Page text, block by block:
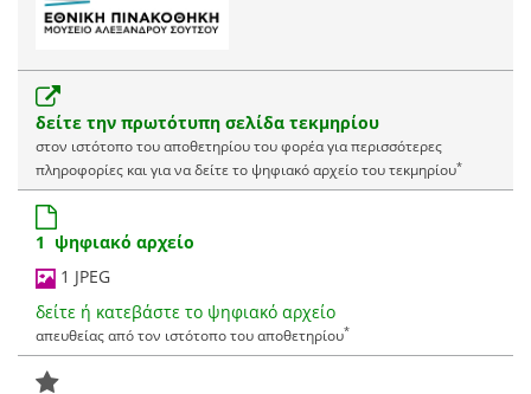
δείτε την πρωτότυπη σελίδα τεκμηρίου
στον ιστότοπο του αποθετηρίου του φορέα για περισσότερες
πληροφορίες και για να δείτε το ψηφιακό αρχείο του τεκμηρίου*
1 ψηφιακό αρχείο
1 JPEG
δείτε ή κατεβάστε το ψηφιακό αρχείο
απευθείας από τον ιστότοπο του αποθετηρίου*